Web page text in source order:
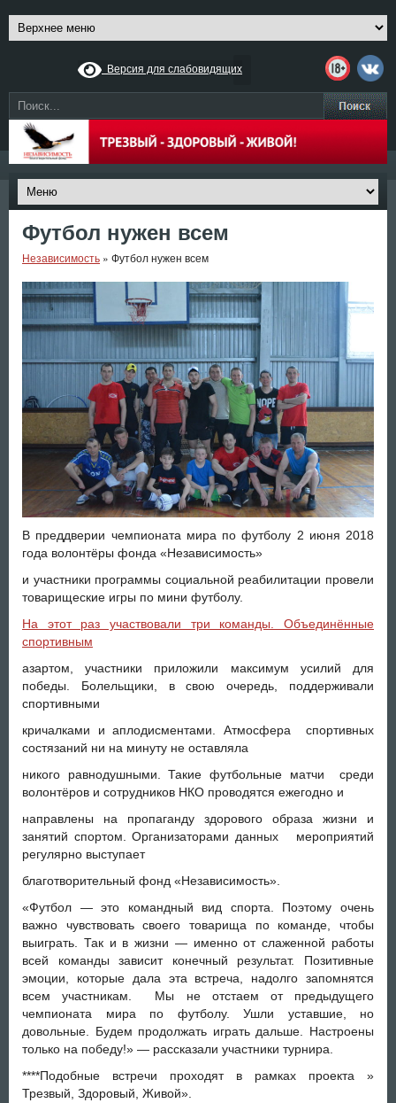
Версия для слабовидящих
Футбол нужен всем
Независимость » Футбол нужен всем
В преддверии чемпионата мира по футболу 2 июня 2018
года волонтёры фонда «Независимость»
и участники программы социальной реабилитации провели
товарищеские игры по мини футболу.
На этот раз участвовали три команды. Объединённые
спортивным
азартом, участники приложили максимум усилий для
победы. Болельщики, в свою очередь, поддерживали
спортивными
кричалками и аплодисментами. Атмосфера спортивных
состязаний ни на минуту не оставляла
никого равнодушными. Такие футбольные матчи среди
волонтёров и сотрудников НКО проводятся ежегодно и
направлены на пропаганду здорового образа жизни и
занятий спортом. Организаторами данных мероприятий
регулярно выступает
благотворительный фонд «Независимость».
«Футбол — это командный вид спорта. Поэтому очень
важно чувствовать своего товарища по команде, чтобы
выиграть. Так и в жизни — именно от слаженной работы
всей команды зависит конечный результат. Позитивные
эмоции, которые дала эта встреча, надолго запомнятся
всем участникам. Мы не отстаем от предыдущего
чемпионата мира по футболу. Ушли уставшие, но
довольные. Будем продолжать играть дальше. Настроены
только на победу!» — рассказали участники турнира.
****Подобные встречи проходят в рамках проекта »
Трезвый, Здоровый, Живой».